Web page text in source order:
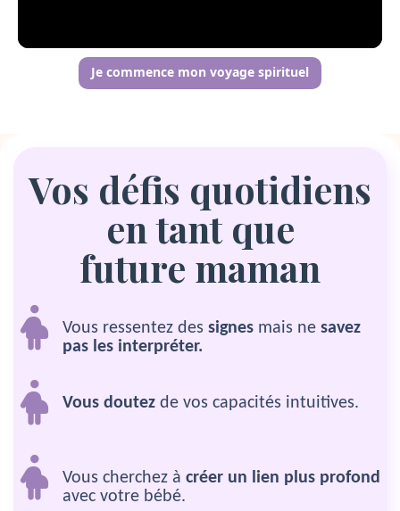
Je commence mon voyage spirituel
Vos défis quotidiens
en tant que
future maman
Vous ressentez des signes mais ne savez
pas les interpréter.
Vous doutez de vos capacités intuitives.
Vous cherchez à créer un lien plus profond
avec votre bébé.